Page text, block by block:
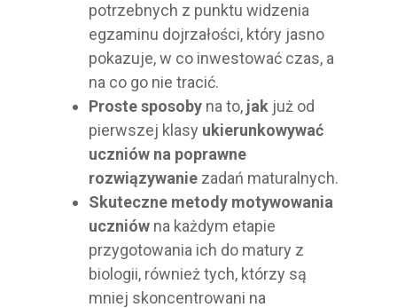
potrzebnych z punktu widzenia
egzaminu dojrzałości, który jasno
pokazuje, w co inwestować czas, a
na co go nie tracić.
Proste sposoby na to, jak już od
pierwszej klasy ukierunkowywać
uczniów na poprawne
rozwiązywanie zadań maturalnych.
Skuteczne metody motywowania
uczniów na każdym etapie
przygotowania ich do matury z
biologii, również tych, którzy są
mniej skoncentrowani na